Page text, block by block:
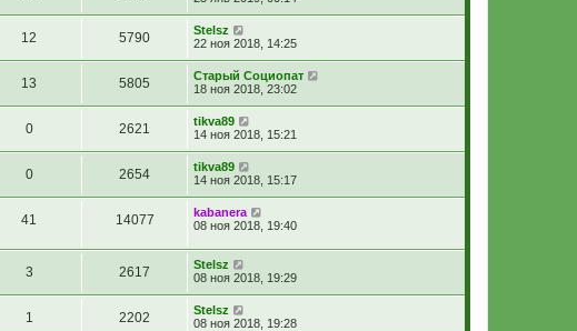
12 5790
Stelsz
22 ноя 2018, 14:25
13 5805
Старый Социопат
18 ноя 2018, 23:02
0 2621
tikva89
14 ноя 2018, 15:21
0 2654
tikva89
14 ноя 2018, 15:17
41 14077
kabanera
08 ноя 2018, 19:40
3 2617
Stelsz
08 ноя 2018, 19:29
1 2202
Stelsz
08 ноя 2018, 19:28